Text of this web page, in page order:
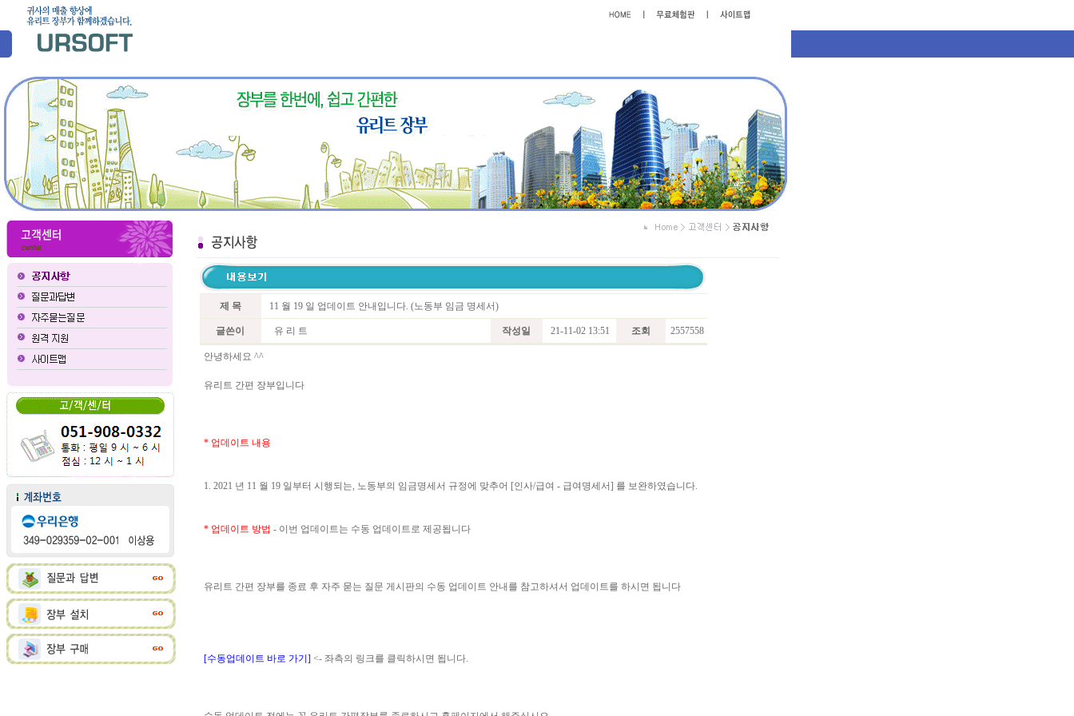
제 목 11 월 19 일 업데이트 안내입니다. (노동부 임금 명세서)
글쓴이 유 리 트 작성일 21-11-02 13:51 조회 2557558
안녕하세요 ^^
유리트 간편 장부입니다
* 업데이트 내용
1. 2021 년 11 월 19 일부터 시행되는, 노동부의 임금명세서 규정에 맞추어 [인사/급여 - 급여명세서] 를 보완하였습니다.
* 업데이트 방법 - 이번 업데이트는 수동 업데이트로 제공됩니다
유리트 간편 장부를 종료 후 자주 묻는 질문 게시판의 수동 업데이트 안내를 참고하셔서 업데이트를 하시면 됩니다
[수동업데이트 바로 가기] <- 좌측의 링크를 클릭하시면 됩니다.